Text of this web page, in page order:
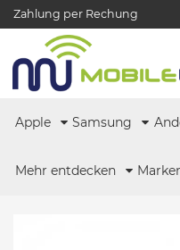
Zahlung per Rechung
Apple Samsung
Mehr entdecken